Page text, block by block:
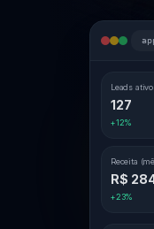
Leads
127
+12%
Receita
R$
+23%